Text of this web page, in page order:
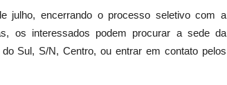
julho, encerrando o processo seletivo com a
os interessados podem procurar a sede da
Sul, S/N, Centro, ou entrar em contato pelos